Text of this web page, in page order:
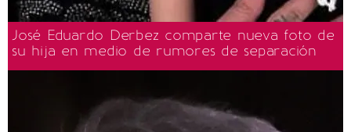
José Eduardo Derbez comparte nueva foto de
su hija en medio de rumores de separación